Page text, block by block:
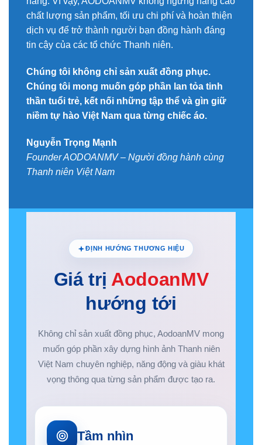
chất lượng sản phẩm, tối ưu chi phí và hoàn thiện
dịch vụ để trở thành người bạn đồng hành đáng
tin cậy của các tổ chức Thanh niên.
Chúng tôi không chỉ sản xuất đồng phục.
Chúng tôi mong muốn góp phần lan tỏa tinh
thần tuổi trẻ, kết nối những tập thể và gìn giữ
niềm tự hào Việt Nam qua từng chiếc áo.
Nguyễn Trọng Mạnh
Founder AODOANMV – Người đồng hành cùng
Thanh niên Việt Nam
ĐỊNH HƯỚNG THƯƠNG HIỆU
Giá trị AodoanMV
hướng tới
Không chỉ sản xuất đồng phục, AodoanMV mong
muốn góp phần xây dựng hình ảnh Thanh niên
Việt Nam chuyên nghiệp, năng động và giàu khát
vọng thông qua từng sản phẩm được tạo ra.
Tầm nhìn